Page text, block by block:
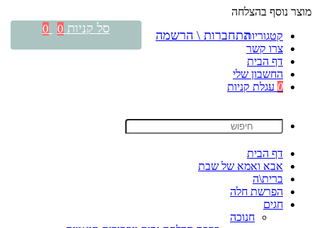
מוצר נוסף בהצלחה
קטגוריות
צרו קשר
דף הבית
החשבון שלי
0 עגלת קניות
דף הבית
אבא ואמא של שבת
ברית\ה
הפרשת חלה
חגים
חנוכה
התחברות \ הרשמה סל קניות 0
0